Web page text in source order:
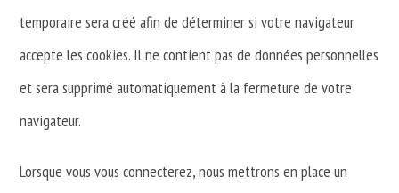
temporaire sera créé afin de déterminer si votre navigateur
accepte les cookies. Il ne contient pas de données personnelles
et sera supprimé automatiquement à la fermeture de votre
navigateur.
Lorsque vous vous connecterez, nous mettrons en place un